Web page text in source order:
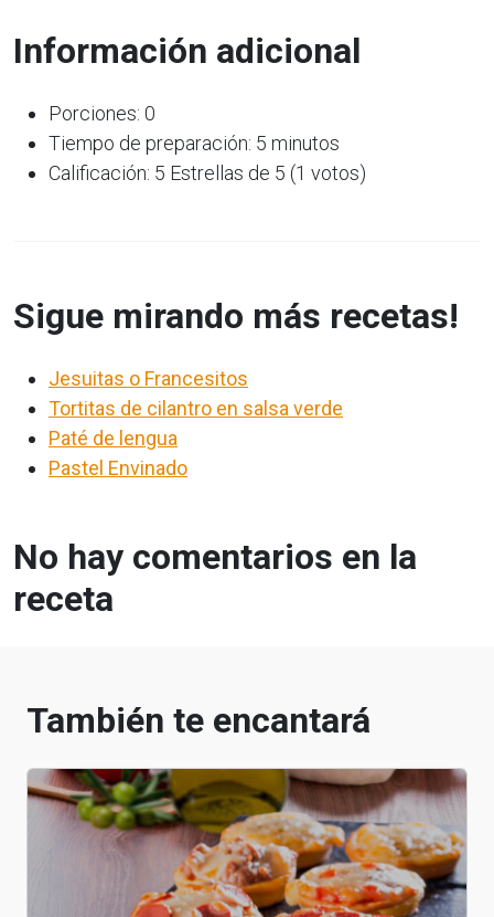
Información adicional
Porciones: 0
Tiempo de preparación: 5 minutos
Calificación: 5 Estrellas de 5 (1 votos)
Sigue mirando más recetas!
Jesuitas o Francesitos
Tortitas de cilantro en salsa verde
Paté de lengua
Pastel Envinado
No hay comentarios en la
receta
También te encantará